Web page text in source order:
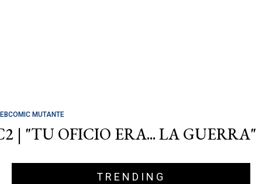
MUTANTE
| "TU OFICIO ERA... LA GUERRA"
TRENDING